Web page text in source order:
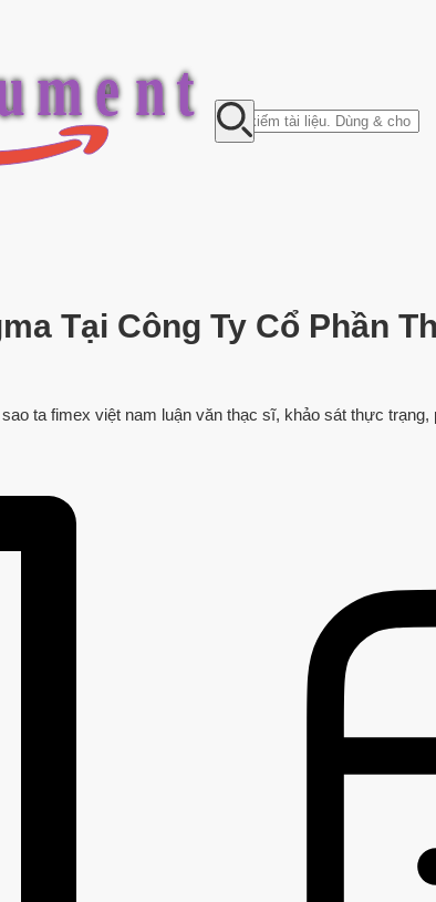
ment
Tại Công Ty Cổ Phần
ta fimex việt nam luận văn thạc sĩ, khảo sát thực trạng,